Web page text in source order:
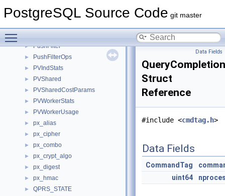
PostgreSQL Source Code git master
► PullFilterOps
► PushFilter
► PushFilterOps
► PVIndStats
► PVShared
► PVSharedCostParams
► PVWorkerStats
► PVWorkerUsage
► px_alias
► px_cipher
► px_combo
► px_crypt_algo
► px_digest
► px_hmac
► QPRS_STATE
Data Fields
QueryCompletion
Struct
Reference
#include <cmdtag.h>
Data Fields
CommandTag
uint64